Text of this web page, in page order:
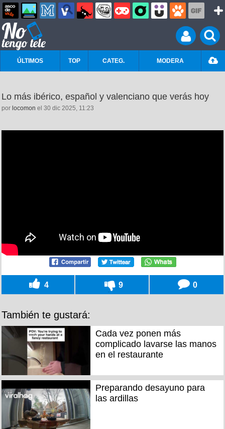
ÚLTIMOS TOP CATEG. MODERA
Lo más ibérico, español y valenciano que verás hoy
por locomon el 30 dic 2025, 11:23
4 9 0
También te gustará:
Cada vez ponen más
complicado lavarse las manos
en el restaurante
Preparando desayuno para
las ardillas